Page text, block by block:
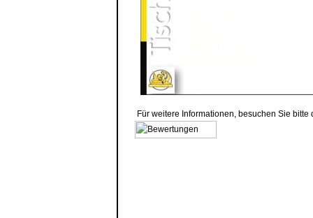
Für weitere Informationen, besuchen Sie bitte